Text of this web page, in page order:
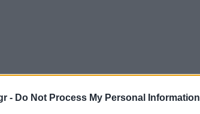
- Do Not Process My Personal Information